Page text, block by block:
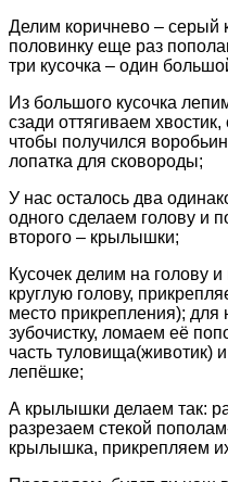
Делим коричнево – серый
половинку еще раз
три кусочка – один
Из большого кусочка
сзади оттягиваем
чтобы получился
лопатка для сковороды;
У нас осталось два
одного сделаем голову и
второго – крылышки;
Кусочек делим на голову
круглую голову,
место прикрепления); для
зубочистку, ломаем её
часть туловища(животик)
лепёшке;
А крылышки делаем так:
разрезаем стекой
крылышка, прикрепляем